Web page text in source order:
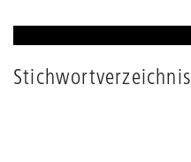
Stichwortverzeichnis